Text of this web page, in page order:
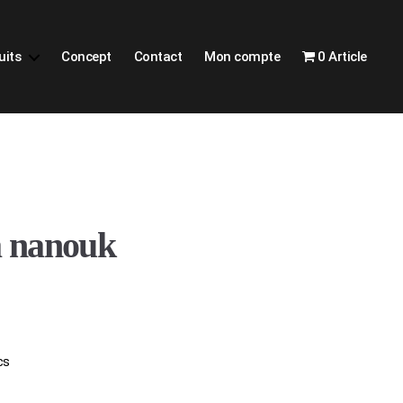
Concept Contact Mon compte 0 Article
nanouk